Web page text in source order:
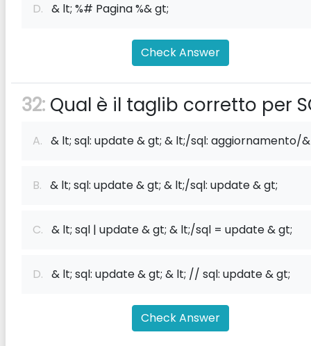
D. & lt; %# Pagina %& gt;
Check Answer
32: Qual è il taglib corretto per
A. & lt; sql: update & gt; & lt;/sql: aggiornamento/
B. & lt; sql: update & gt; & lt;/sql: update & gt;
C. & lt; sql | update & gt; & lt;/sql = update & gt;
D. & lt; sql: update & gt; & lt; // sql: update & gt;
Check Answer